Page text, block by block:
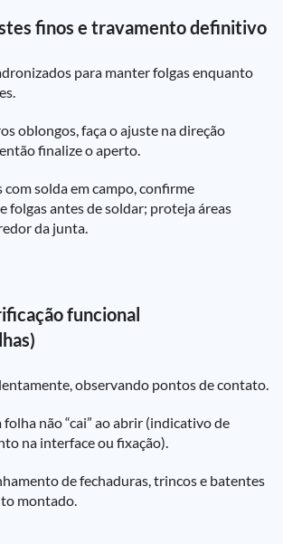
finos e travamento definitivo
para manter folgas enquanto
oblongos, faça o ajuste na direção
finalize o aperto.
com solda em campo, confirme
folgas antes de soldar; proteja áreas
da junta.
funcional
observando pontos de contato.
folha não “cai” ao abrir (indicativo de
na interface ou fixação).
de fechaduras, trincos e batentes
montado.